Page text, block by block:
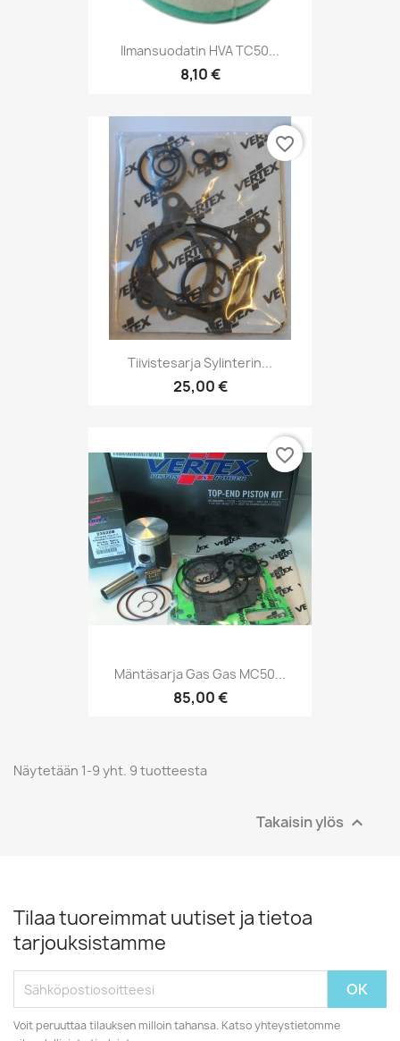
Ilmansuodatin HVA TC50...
8,10 €
Tiivistesarja Sylinterin...
25,00 €
favorite_border
Mäntäsarja Gas Gas MC50...
85,00 €
favorite_border
Näytetään 1-9 yht. 9 tuotteesta
Takaisin ylös 
Tilaa tuoreimmat uutiset ja tietoa
tarjouksistamme
Voit peruuttaa tilauksen milloin tahansa. Katso yhteystietomme